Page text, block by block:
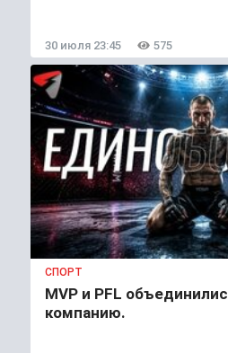
30 июля 23:45 575
СПОРТ
MVP и PFL
компанию.